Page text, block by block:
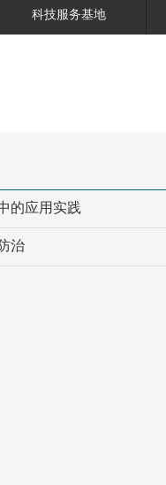
科技服务基地
的应用实践
治